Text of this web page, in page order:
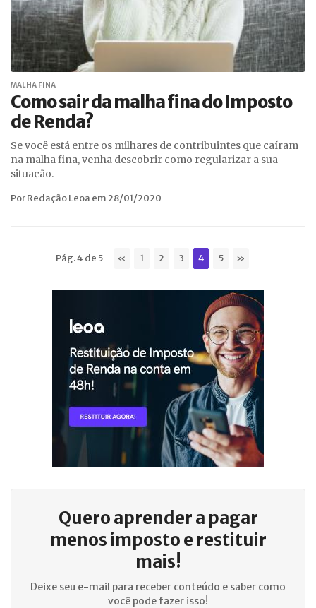
MALHA FINA
Como sair da malha fina do Imposto
de Renda?
Se você está entre os milhares de contribuintes que caíram
na malha fina, venha descobrir como regularizar a sua
situação.
Por Redação Leoa em 28/01/2020
Pág. 4 de 5 « 1 2 3 4 5 »
Quero aprender a pagar
menos imposto e restituir
mais!
Deixe seu e-mail para receber conteúdo e saber como
você pode fazer isso!